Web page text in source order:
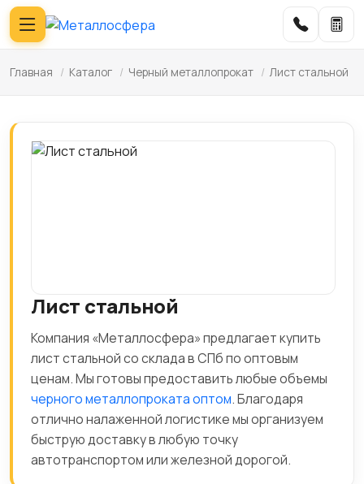
Главная / Каталог / Черный металлопрокат / Лист стальной
Лист стальной
Компания «Металлосфера» предлагает купить
лист стальной со склада в СПб по оптовым
ценам. Мы готовы предоставить любые объемы
черного металлопроката оптом. Благодаря
отлично налаженной логистике мы организуем
быструю доставку в любую точку
автотранспортом или железной дорогой.